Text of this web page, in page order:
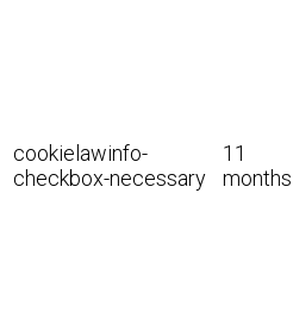
cookielawinfo-
checkbox-necessary
11
months